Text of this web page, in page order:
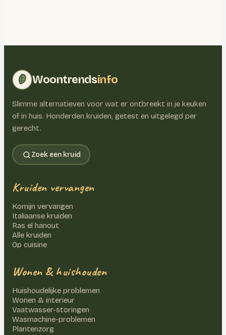
Woontrendsinfo
Slimme alternatieven voor wat er ontbreekt in je keuken
of in huis. Honderden kruiden, getest en uitgelegd per
gerecht.
Zoek een kruid
Kruiden vervangen
Komijn vervangen
Italiaanse kruiden
Ras el hanout
Alle kruiden
Op cuisine
Wonen & huishouden
Huishoudelijke problemen
Wonen & interieur
Vaatwasser-storingen
Wasmachine-problemen
Plantenzorg